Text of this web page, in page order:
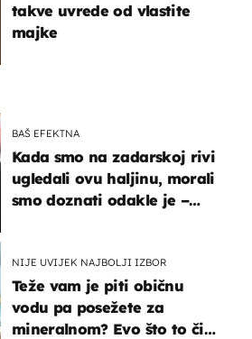
takve uvrede od vlastite
majke
BAŠ EFEKTNA
Kada smo na zadarskoj rivi
ugledali ovu haljinu, morali
smo doznati odakle je –
NIJE UVIJEK NAJBOLJI IZBOR
Teže vam je piti običnu
vodu pa posežete za
mineralnom? Evo što to čini